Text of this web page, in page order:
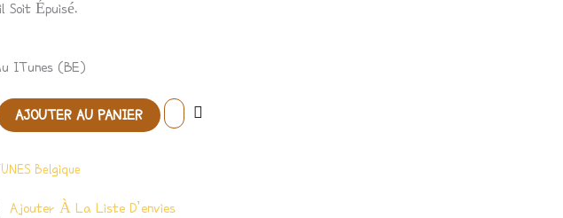
Soit Épuisé.
ITunes (BE)
AJOUTER AU PANIER
Belgique
Ajouter À La Liste D’envies